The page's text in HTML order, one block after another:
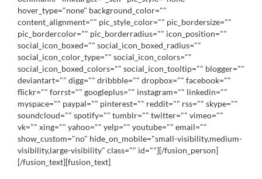
hover_type="none" background_color=""
content_alignment="" pic_style_color="" pic_bordersize=""
pic_bordercolor="" pic_borderradius="" icon_position=""
social_icon_boxed="" social_icon_boxed_radius=""
social_icon_color_type="" social_icon_colors=""
social_icon_boxed_colors="" social_icon_tooltip="" blogger=""
deviantart="" digg="" dribbble="" dropbox="" facebook=""
flickr="" forrst="" googleplus="" instagram="" linkedin=""
myspace="" paypal="" pinterest="" reddit="" rss="" skype=""
soundcloud="" spotify="" tumblr="" twitter="" vimeo=""
vk="" xing="" yahoo="" yelp="" youtube="" email=""
show_custom="no" hide_on_mobile="small-visibility,medium-
visibility,large-visibility" class="" id=""][/fusion_person]
[/fusion_text][fusion_text]